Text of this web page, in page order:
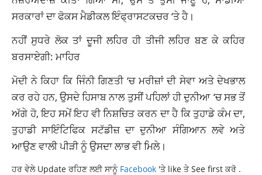
ਸਰਕਾਰਾਂ ਦਾ ਫੋਕਸ ਮੈਡੀਕਲ ਇੰਫ੍ਰਾਸਟਕਚਰ ‘ਤੇ ਹੈ।
ਨਹੀਂ ਸੁਧਰੇ ਲੋਕ ਤਾਂ ਦੂਜੀ ਲਹਿਰ ਹੀ ਤੀਜੀ ਲਹਿਰ ਬਣ ਕੇ ਕਹਿਰ
ਬਰਸਾਏਗੀ: ਮਾਹਿਰ
ਮੋਦੀ ਨੇ ਕਿਹਾ ਕਿ ਜਿੰਨੀ ਗਿਣਤੀ ‘ਚ ਮਰੀਜ਼ਾਂ ਦੀ ਸੇਵਾ ਅਤੇ ਦੇਖਭਾਲ
ਕਰ ਰਹੇ ਹਨ, ਉਸਦੇ ਹਿਸਾਬ ਨਾਲ ਤੁਸੀਂ ਪਹਿਲਾਂ ਹੀ ਦੁਨੀਆ ‘ਚ ਸਭ ਤੋਂ
ਅੱਗੇ ਹੋ, ਇਹ ਸਮੇਂ ਇਹ ਵੀ ਨਿਸ਼ਚਿਤ ਕਰਨ ਦਾ ਹੈ ਕਿ ਤੁਹਾਡੇ ਕੰਮ ਦਾ,
ਤੁਹਾਡੀ ਸਾਇੰਟਿਫਿਕ ਸਟੱਡੀਜ਼ ਦਾ ਦੁਨੀਆ ਸੰਗਿਆਨ ਲਵੇ ਅਤੇ
ਆਉਣ ਵਾਲੀ ਪੀੜੀ ਨੂੰ ਉਸਦਾ ਲਾਭ ਵੀ ਮਿਲੇ।
ਹਰ ਵੇਲੇ Update ਰਹਿਣ ਲਈ ਸਾਨੂੰ Facebook 'ਤੇ like ਤੇ See first ਕਰੋ .